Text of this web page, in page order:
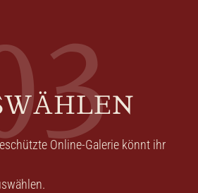
Online-Galerie könnt ihr